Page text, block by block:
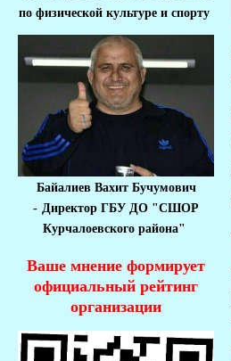
по физической культуре и спорту
Байалиев Вахит Бучумович
- Директор ГБУ ДО "СШОР
Курчалоевского района"
Ваше мнение формирует
официальный рейтинг
организации